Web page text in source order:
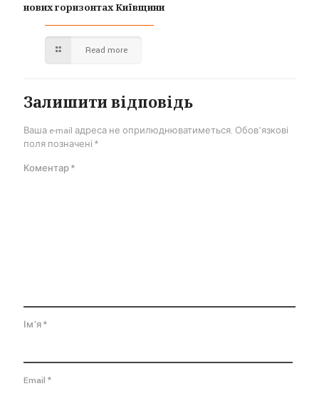
нових горизонтах Київщини
Read more
Залишити відповідь
Ваша e-mail адреса не оприлюднюватиметься. Обов’язкові
поля позначені *
Коментар*
Ім'я*
Email *